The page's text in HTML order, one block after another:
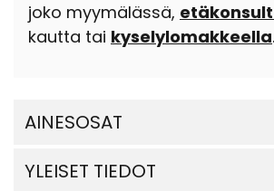
joko myymälässä,
kautta tai kyselylomakkeella.
AINESOSAT
YLEISET TIEDOT